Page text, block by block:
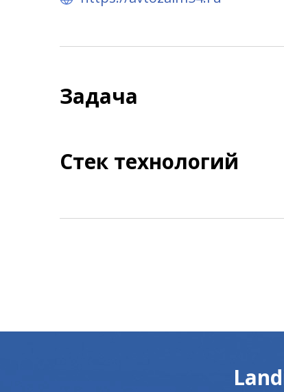
Задача
Стек технологий